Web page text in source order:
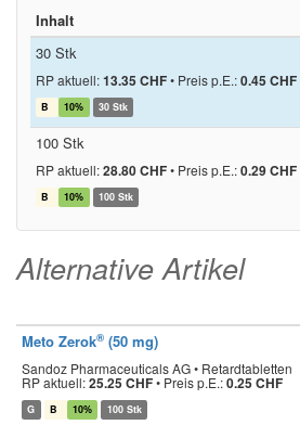
Inhalt
30 Stk
RP aktuell:13.35 CHF• Preis p.E.:0.45 CHF
B 10% 30 Stk
100 Stk
RP aktuell:28.80 CHF• Preis p.E.:0.29 CHF
B 10% 100 Stk
Alternative Artikel
Meto Zerok® (50 mg)
Sandoz Pharmaceuticals AG • Retardtabletten
RP aktuell:25.25 CHF• Preis p.E.:0.25 CHF
G B 10% 100 Stk